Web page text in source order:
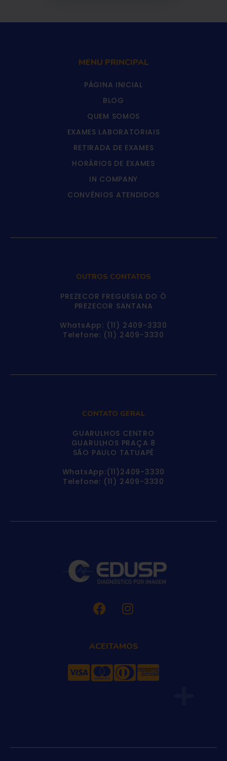
ACEITAMOS
CONTATO GERAL
GUARULHOS CENTRO
GUARULHOS PRAÇA 8
SÃO PAULO TATUAPÉ
WhatsApp:(11)2409-3330
Telefone: (11) 2409-3330
OUTROS CONTATOS
PREZECOR FREGUESIA DO Ó
PREZECOR SANTANA
WhatsApp: (11) 2409-3330
Telefone: (11) 2409-3330
MENU PRINCIPAL
PÁGINA INICIAL
BLOG
QUEM SOMOS
EXAMES LABORATORIAIS
RETIRADA DE EXAMES
HORÁRIOS DE EXAMES
IN COMPANY
CONVÊNIOS ATENDIDOS